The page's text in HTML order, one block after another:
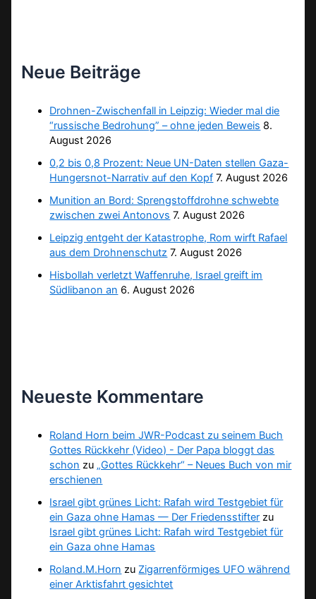
Neue Beiträge
Drohnen-Zwischenfall in Leipzig: Wieder mal die
“russische Bedrohung” – ohne jeden Beweis 8.
August 2026
0,2 bis 0,8 Prozent: Neue UN-Daten stellen Gaza-
Hungersnot-Narrativ auf den Kopf 7. August 2026
Munition an Bord: Sprengstoffdrohne schwebte
zwischen zwei Antonovs 7. August 2026
Leipzig entgeht der Katastrophe, Rom wirft Rafael
aus dem Drohnenschutz 7. August 2026
Hisbollah verletzt Waffenruhe, Israel greift im
Südlibanon an 6. August 2026
Neueste Kommentare
Roland Horn beim JWR-Podcast zu seinem Buch
Gottes Rückkehr (Video) - Der Papa bloggt das
schon zu „Gottes Rückkehr“ – Neues Buch von mir
erschienen
Israel gibt grünes Licht: Rafah wird Testgebiet für
ein Gaza ohne Hamas — Der Friedensstifter zu
Israel gibt grünes Licht: Rafah wird Testgebiet für
ein Gaza ohne Hamas
Roland.M.Horn zu Zigarrenförmiges UFO während
einer Arktisfahrt gesichtet